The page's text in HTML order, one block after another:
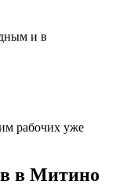
и в
рабочих уже
в Митино